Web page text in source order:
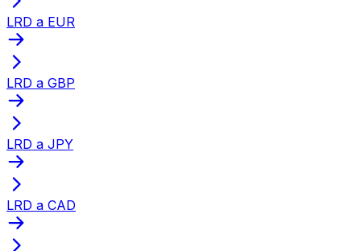
LRD a EUR
LRD a GBP
LRD a JPY
LRD a CAD